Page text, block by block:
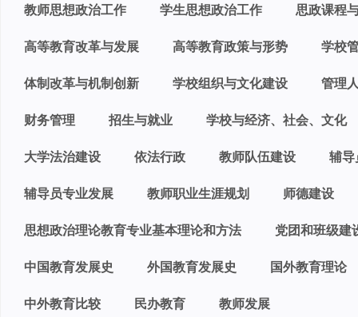
教师思想政治工作 学生思想政治工作 思政课程
高等教育改革与发展 高等教育政策与形势 学校
体制改革与机制创新 学校组织与文化建设 管理
财务管理 招生与就业 学校与经济、社会、文化
大学法治建设 依法行政 教师队伍建设 辅
辅导员专业发展 教师职业生涯规划 师德建设
思想政治理论教育专业基本理论和方法 党团和班级建
中国教育发展史 外国教育发展史 国外教育理论
中外教育比较 民办教育 教师发展